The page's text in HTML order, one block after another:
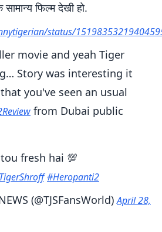
फिल्म देखी हो.
status/
movie and yeah Tiger
Story was interesting it
you've seen an usual
from Dubai public
fresh hai 💯
#Heropanti2
(@TJSFansWorld)April 28,